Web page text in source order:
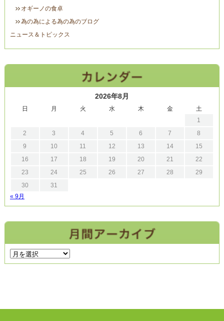
オギーノの食卓
為の為による為の為のブログ
ニュース＆トピックス
2026年8月
日 月 火 水 木 金
土
1
2
3 4 5 6 7
8
9
10 11 12 13 14
15
16
17 18 19 20 21
22
23
24 25 26 27 28
29
30
31
« 9月